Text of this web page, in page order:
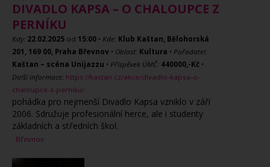
DIVADLO KAPSA – O CHALOUPCE Z
PERNÍKU
Kdy: 22.02.2025 od 15:00 • Kde: Klub Kaštan, Bělohorská
201, 169 00, Praha Břevnov • Oblast: Kultura • Pořadatel:
Kaštan – scéna Unijazzu • Příspěvek ÚMČ: 440000,-Kč •
Další informace: https://kastan.cz/akce/divadlo-kapsa-o-
chaloupce-z-perniku/
pohádka pro nejmenší Divadlo Kapsa vzniklo v září
2006. Sdružuje profesionální herce, ale i studenty
základních a středních škol.
Břevnov